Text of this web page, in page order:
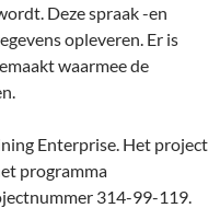
Deze spraak -en
opleveren. Er is
waarmee de
Enterprise. Het project
programma
314-99-119.